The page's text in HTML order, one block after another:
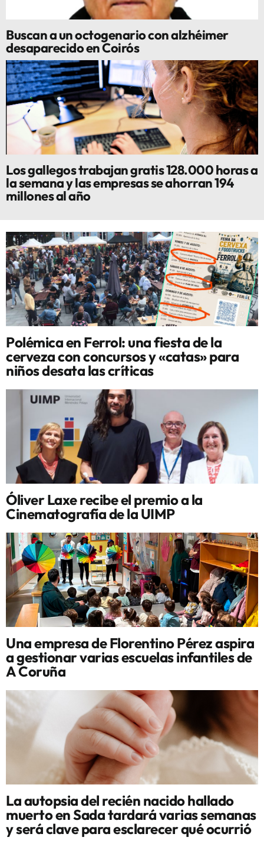
Buscan a un octogenario con alzhéimer
desaparecido en Coirós
Los gallegos trabajan gratis 128.000 horas a
la semana y las empresas se ahorran 194
millones al año
Polémica en Ferrol: una fiesta de la
cerveza con concursos y «catas» para
niños desata las críticas
Óliver Laxe recibe el premio a la
Cinematografía de la UIMP
Una empresa de Florentino Pérez aspira
a gestionar varias escuelas infantiles de
A Coruña
La autopsia del recién nacido hallado
muerto en Sada tardará varias semanas
y será clave para esclarecer qué ocurrió